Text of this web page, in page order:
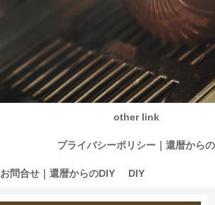
other link
プライバシーポリシー｜還暦からの
DIY
お問合せ｜還暦からのDIY